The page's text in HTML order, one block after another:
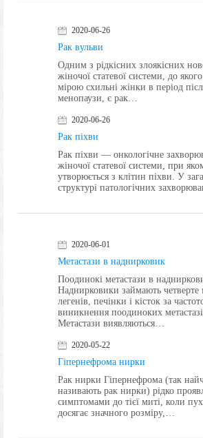
2020-06-26
Рак вульви
Одним з рідкісних злоякісних
жіночої статевої системи, до
мірою схильні жінки в період
менопаузи, є рак…
2020-06-26
Рак піхви
Рак піхви — онкологічне
жіночої статевої системи, при
утворюється з клітин піхви. У
структурі патологічних
2020-06-01
Метастази в наднирковик
Поодинокі метастази в
Наднирковики займають четверте
легенів, печінки і кісток за
виникнення поодиноких
Метастази виявляються…
2020-05-22
Гіпернефрома нирки
Рак нирки Гіпернефрома (так
називають рак нирки) рідко
симптомами до тієї миті, коли
досягає значного розміру,…